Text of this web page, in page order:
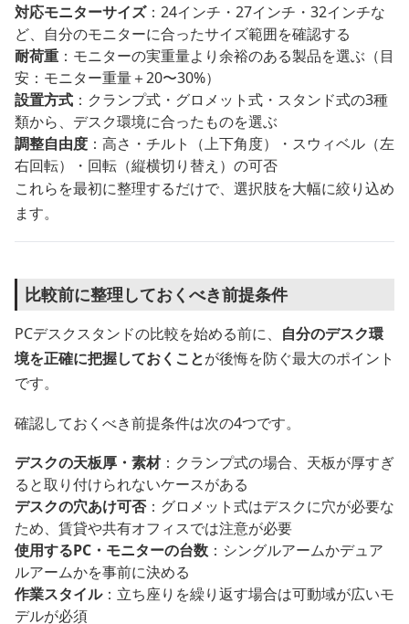
対応モニターサイズ：24インチ・27インチ・32インチな
ど、自分のモニターに合ったサイズ範囲を確認する
耐荷重 ：モニターの実重量より余裕のある製品を選ぶ（目
安：モニター重量＋20〜30%）
設置方式 ：クランプ式・グロメット式・スタンド式の3種
類から、デスク環境に合ったものを選ぶ
調整自由度 ：高さ・チルト（上下角度）・スウィベル（左
右回転）・回転（縦横切り替え）の可否
これらを最初に整理するだけで、選択肢を大幅に絞り込め
ます。
比較前に整理しておくべき前提条件
PCデスクスタンドの比較を始める前に、 自分のデスク環
境を正確に把握しておくことが後悔を防ぐ最大のポイント
です。
確認しておくべき前提条件は次の4つです。
デスクの天板厚・素材：クランプ式の場合、天板が厚すぎ
ると取り付けられないケースがある
デスクの穴あけ可否：グロメット式はデスクに穴が必要な
ため、賃貸や共有オフィスでは注意が必要
使用するPC・モニターの台数 ：シングルアームかデュア
ルアームかを事前に決める
作業スタイル：立ち座りを繰り返す場合は可動域が広いモ
デルが必須